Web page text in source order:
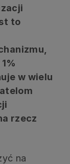
to
w wielu
rzecz
na